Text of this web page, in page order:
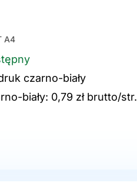
A4
czarno-biały
biały: 0,79 zł brutto/str.